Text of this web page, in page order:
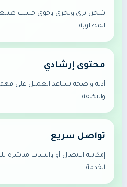
شحن بري وبحري وجوي حسب طبيعة
المطلوبة.
محتوى إرشادي
أدلة واضحة تساعد العميل على
والتكلفة.
تواصل سريع
إمكانية الاتصال أو واتساب
الخدمة.